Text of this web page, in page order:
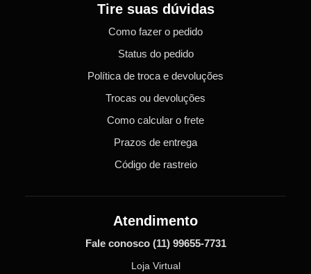
Tire suas dúvidas
Como fazer o pedido
Status do pedido
Política de troca e devoluções
Trocas ou devoluções
Como calcular o frete
Prazos de entrega
Código de rastreio
Atendimento
Fale conosco (11) 99655-7731
Loja Virtual